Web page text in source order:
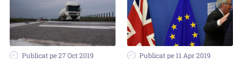
Publicat pe 27 Oct 2019 Publicat pe 11 Apr 2019